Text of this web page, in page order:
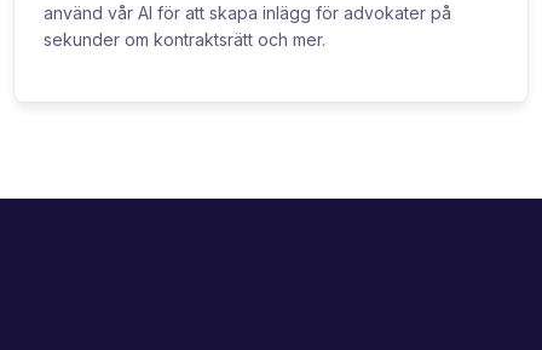
använd vår AI för att skapa inlägg för advokater på
sekunder om kontraktsrätt och mer.